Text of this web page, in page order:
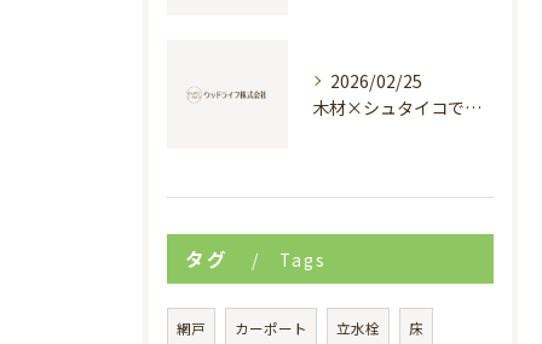
2026/02/25
木材×シュタイコで創る高断熱健康住宅
タグ Tags
網戸 カーポート 立水栓 床